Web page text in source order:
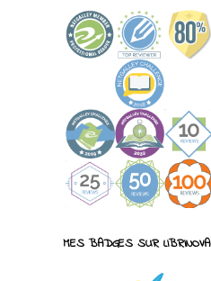
MES BADGES SUR LIBRINOVA